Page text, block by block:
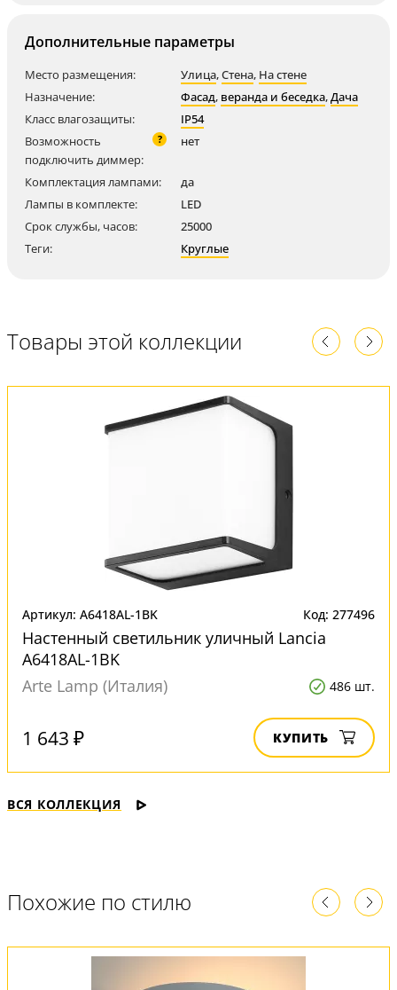
Дополнительные параметры
Место размещения: Улица,Стена, На стене
Назначение:
Фасад, веранда и беседка,Дача
Класс влагозащиты:
IP54
Возможность
подключить диммер:
? нет
Комплектация лампами:
да
Лампы в комплекте:
LED
Срок службы, часов:
25000
Теги:
Круглые
Товары этой коллекции
Артикул: A6418AL-1BK Код: 277496
Настенный светильник уличный Lancia
A6418AL-1BK
Arte Lamp (Италия)
486 шт.
1 643 ₽ КУПИТЬ
ВСЯ КОЛЛЕКЦИЯ
Похожие по стилю